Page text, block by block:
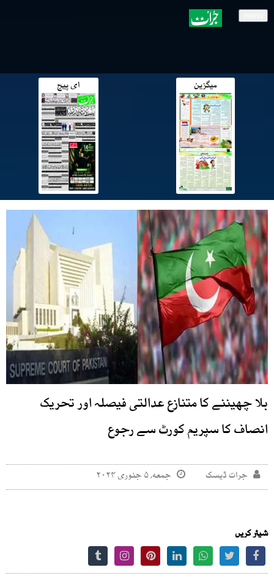
میگزین ای پیج
بلا چھیننے کا متنازع عدالتی فیصلہ اور تحریک
انصاف کا سپریم کورٹ سے رجوع
جرات ڈیسک جمعه, ۵ جنوری ۲۰۲۴
شیئر کریں